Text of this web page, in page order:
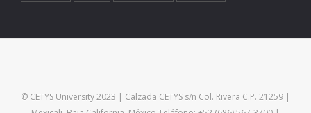
© CETYS University 2023 | Calzada CETYS s/n Col. Rivera C.P. 21259 |